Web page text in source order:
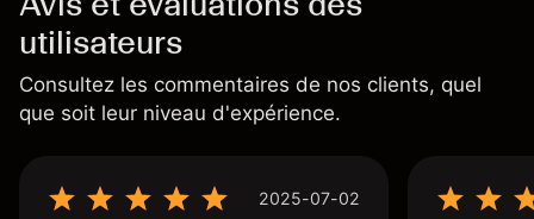
utilisateurs
Consultez les commentaires de nos clients, quel
que soit leur niveau d'expérience.
2025-07-02